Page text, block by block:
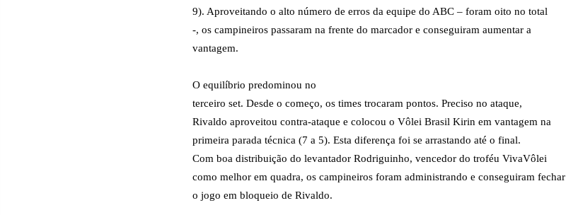
9). Aproveitando o alto número de erros da equipe do ABC – foram oito no total
-, os campineiros passaram na frente do marcador e conseguiram aumentar a
vantagem.
O equilíbrio predominou no
terceiro set. Desde o começo, os times trocaram pontos. Preciso no ataque,
Rivaldo aproveitou contra-ataque e colocou o Vôlei Brasil Kirin em vantagem na
primeira parada técnica (7 a 5). Esta diferença foi se arrastando até o final.
Com boa distribuição do levantador Rodriguinho, vencedor do troféu VivaVôlei
como melhor em quadra, os campineiros foram administrando e conseguiram fechar
o jogo em bloqueio de Rivaldo.